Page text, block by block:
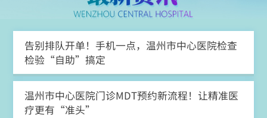
告别排队开单！手机一点，温州市中心医院检查
检验“自助”搞定
温州市中心医院门诊MDT预约新流程！让精准医
疗更有“准头”